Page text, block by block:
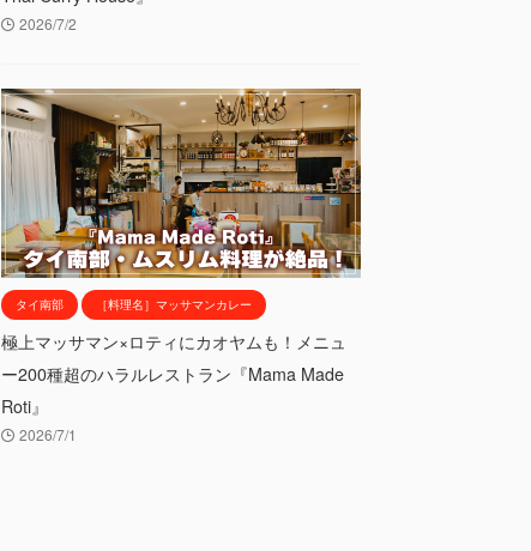
2026/7/2
タイ南部 ［料理名］マッサマンカレー
極上マッサマン×ロティにカオヤムも！メニュ
ー200種超のハラルレストラン『Mama Made
Roti』
2026/7/1